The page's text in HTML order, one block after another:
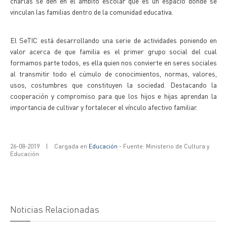
vinculan las familias dentro de la comunidad educativa.
El SeTIC está desarrollando una serie de actividades poniendo en
valor acerca de que familia es el primer grupo social del cual
formamos parte todos, es ella quien nos convierte en seres sociales
al transmitir todo el cúmulo de conocimientos, normas, valores,
usos, costumbres que constituyen la sociedad. Destacando la
cooperación y compromiso para que los hijos e hijas aprendan la
importancia de cultivar y fortalecer el vínculo afectivo familiar.
26-08-2019 | Cargada en Educación - Fuente: Ministerio de Cultura y
Educación
Noticias Relacionadas